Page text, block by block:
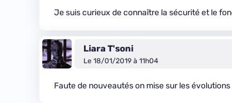
Je suis curieux de connaître la sécurité et le
Liara T'soni
Le 18/01/2019 à 11h04
Faute de nouveautés on mise sur les évolutions